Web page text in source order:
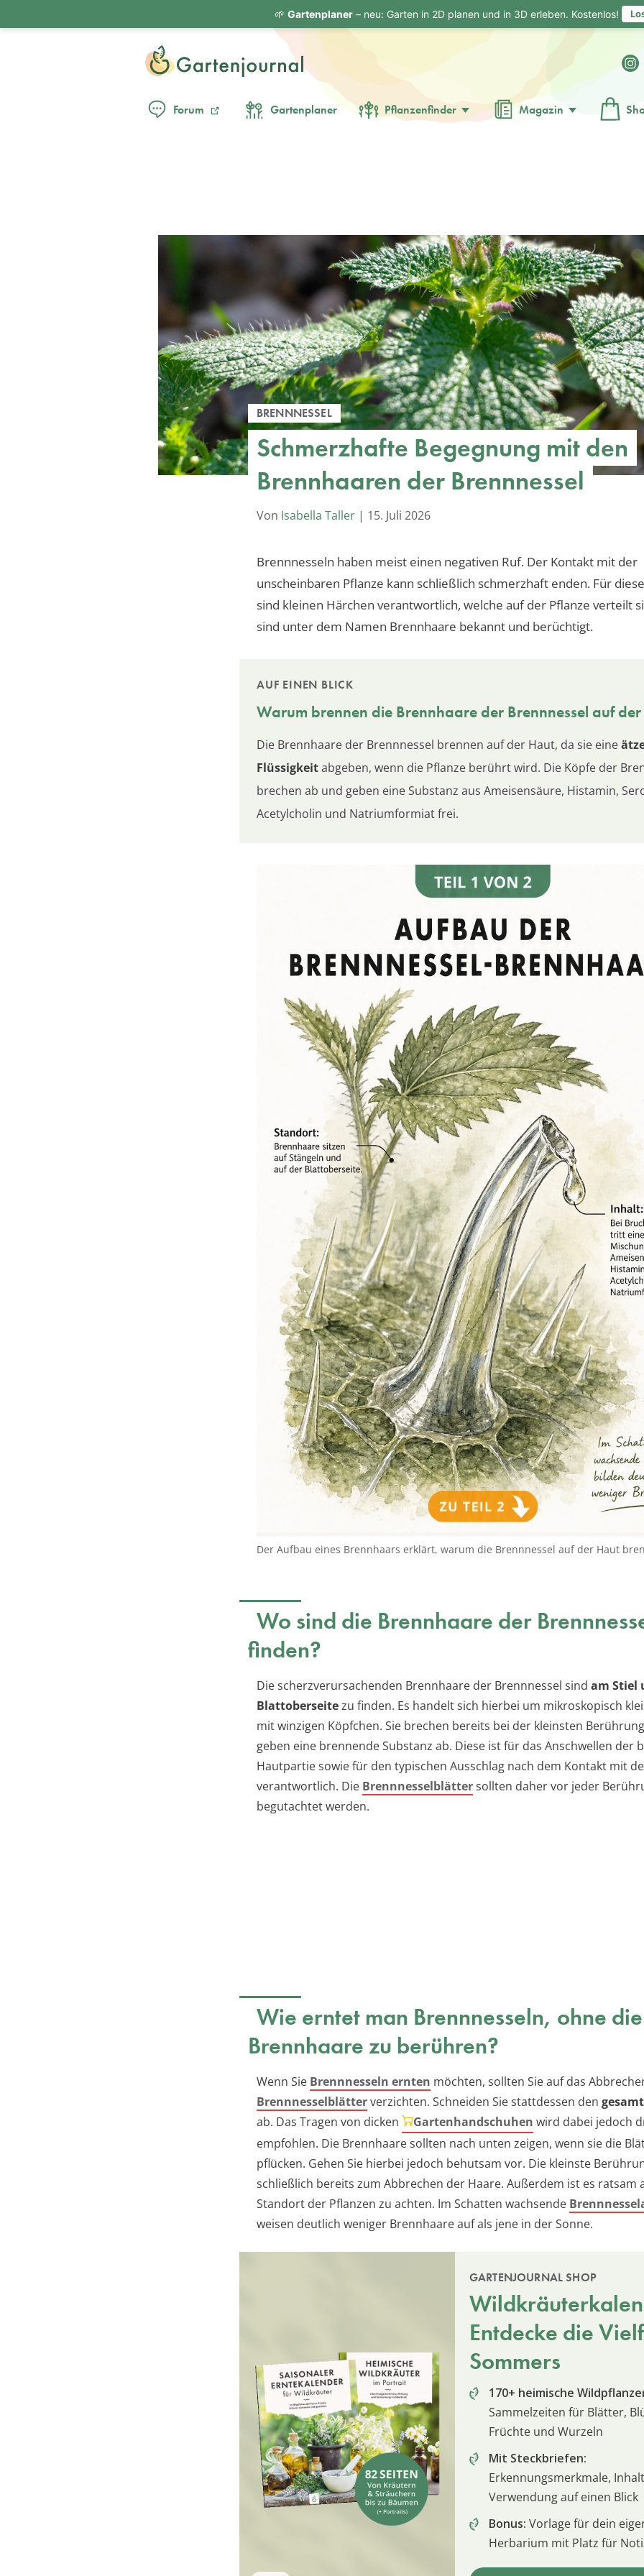
Forum Gartenplaner Pflanzenfinder Magazin
BRENNNESSEL
Schmerzhafte Begegnung mit den
Brennhaaren der Brennnessel
Von Isabella Taller | 15. Juli 2026
Brennnesseln haben meist einen negativen Ruf. Der Kontakt mit der
unscheinbaren Pflanze kann schließlich schmerzhaft enden. Für
sind kleinen Härchen verantwortlich, welche auf der Pflanze verteilt
sind unter dem Namen Brennhaare bekannt und berüchtigt.
AUF EINEN BLICK
Warum brennen die Brennhaare der Brennnessel auf
Die Brennhaare der Brennnessel brennen auf der Haut, da sie eine
Flüssigkeitabgeben, wenn die Pflanze berührt wird. Die Köpfe der
brechen ab und geben eine Substanz aus Ameisensäure, Histamin,
Acetylcholin und Natriumformiat frei.
Der Aufbau eines Brennhaars erklärt, warum die Brennnessel auf der Haut
Wo sind die Brennhaare der
finden?
Die scherzverursachenden Brennhaare der Brennnessel sind am Stiel
Blattoberseitezu finden. Es handelt sich hierbei um mikroskopisch
mit winzigen Köpfchen. Sie brechen bereits bei der kleinsten
geben eine brennende Substanz ab. Diese ist für das Anschwellen der
Hautpartie sowie für den typischen Ausschlag nach dem Kontakt mit
verantwortlich. Die Brennnesselblättersollten daher vor jeder
begutachtet werden.
Wie erntet man Brennnesseln, ohne die
Brennhaare zu berühren?
Wenn Sie Brennnesseln ernten möchten, sollten Sie auf das
Brennnesselblätterverzichten. Schneiden Sie stattdessen den
ab. Das Tragen von dicken
Gartenhandschuhen wird dabei jedoch
empfohlen. Die Brennhaare sollten nach unten zeigen, wenn sie die
pflücken. Gehen Sie hierbei jedoch behutsam vor. Die kleinste
schließlich bereits zum Abbrechen der Haare. Außerdem ist es ratsam
Standort der Pflanzen zu achten. Im Schatten wachsende
weisen deutlich weniger Brennhaare auf als jene in der Sonne.
GARTENJOURNAL SHOP
Entdecke die
Sommers
170+ heimische
Sammelzeiten für Blätter,
Früchte und Wurzeln
Mit Steckbriefen:
Erkennungsmerkmale,
Verwendung auf einen Blick
Bonus: Vorlage für dein
Herbarium mit Platz für
🌱 Gartenplaner– neu: Garten in 2D planen und in 3D erleben. Kostenlos!